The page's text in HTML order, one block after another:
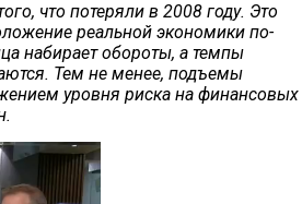
что потеряли в 2008 году. Это
реальной экономики по-
набирает обороты, а темпы
Тем не менее, подъемы
уровня риска на финансовых